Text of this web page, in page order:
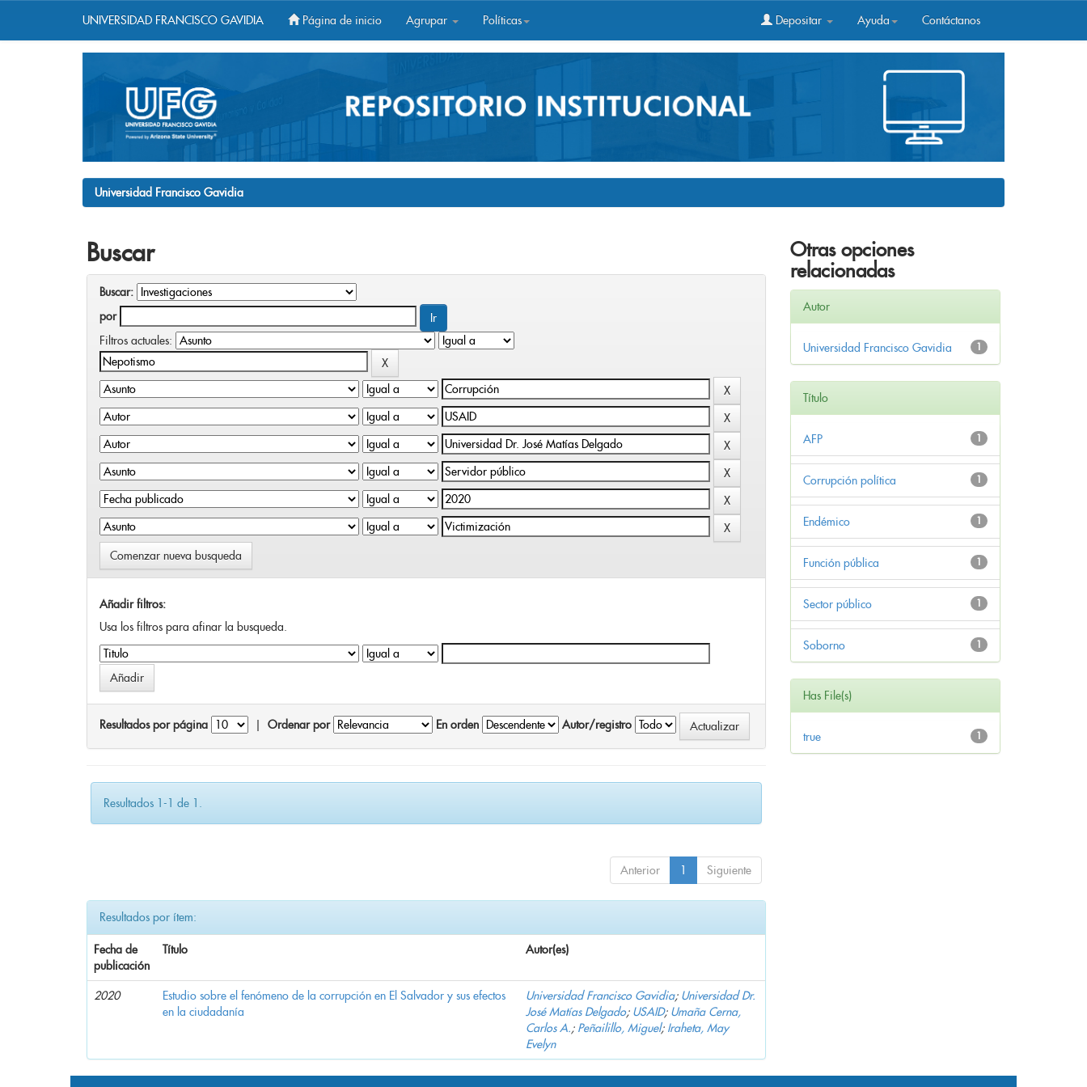
UNIVERSIDAD FRANCISCO GAVIDIA Página de inicio Agrupar Políticas Depositar Ayuda Contáctanos
Universidad Francisco Gavidia
Buscar
Buscar:
por
Filtros actuales:
Comenzar nueva busqueda
Añadir filtros:
Usa los filtros para afinar la busqueda.
Resultados por página Ordenar por En orden Autor/registro
Resultados 1-1 de 1.
Anterior 1 Siguiente
Resultados por ítem:
Fecha de
publicación
Título Autor(es)
2020
Estudio sobre el fenómeno de la corrupción en El Salvador y sus efectos
en la ciudadanía
Universidad Francisco Gavidia; Universidad Dr.
José Matías Delgado; USAID; Umaña Cerna,
Carlos A.; Peñailillo, Miguel; Iraheta, May
Evelyn
Otras opciones
relacionadas
Autor
1
Universidad Francisco Gavidia
Título
1
AFP
1
Corrupción política
1
Endémico
1
Función pública
1
Sector público
1
Soborno
Has File(s)
1
true